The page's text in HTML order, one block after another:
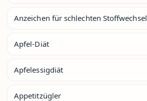
Anzeichen für schlechten Stoffwechsel
Apfel-Diät
Apfelessigdiät
Appetitzügler